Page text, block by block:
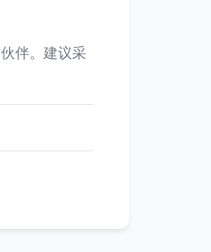
伴。建议采